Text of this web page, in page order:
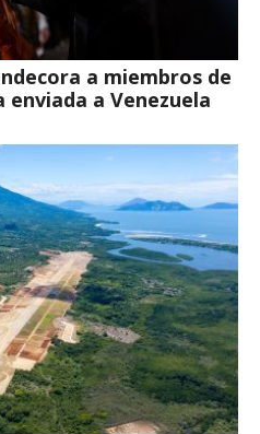
a miembros de
a Venezuela